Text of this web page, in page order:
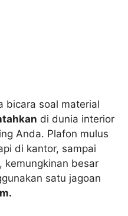
bicara soal material
di dunia interior
Anda. Plafon mulus
di kantor, sampai
kemungkinan besar
satu jagoan